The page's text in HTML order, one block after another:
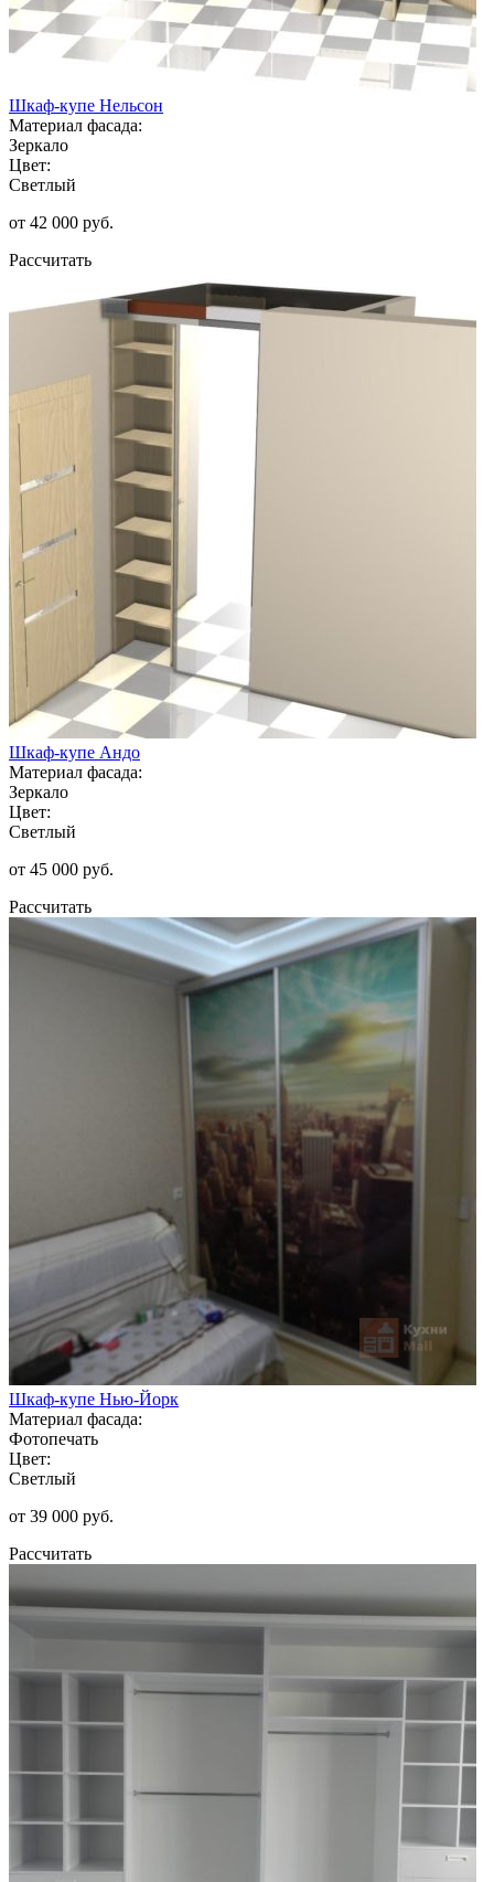
Шкаф-купе Нельсон
Материал фасада:
Зеркало
Цвет:
Светлый
от 42 000 руб.
Рассчитать
Шкаф-купе Андо
Материал фасада:
Зеркало
Цвет:
Светлый
от 45 000 руб.
Рассчитать
Шкаф-купе Нью-Йорк
Материал фасада:
Фотопечать
Цвет:
Светлый
от 39 000 руб.
Рассчитать